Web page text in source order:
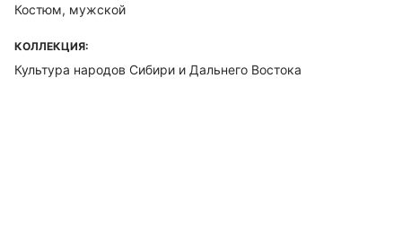
Костюм, мужской
КОЛЛЕКЦИЯ:
Культура народов Сибири и Дальнего Востока